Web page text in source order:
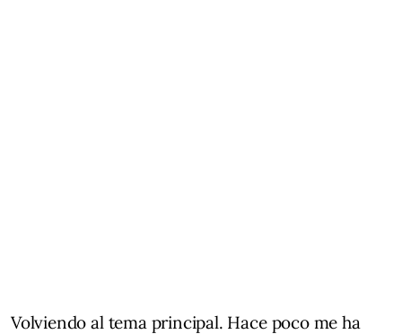
Volviendo al tema principal. Hace poco me ha